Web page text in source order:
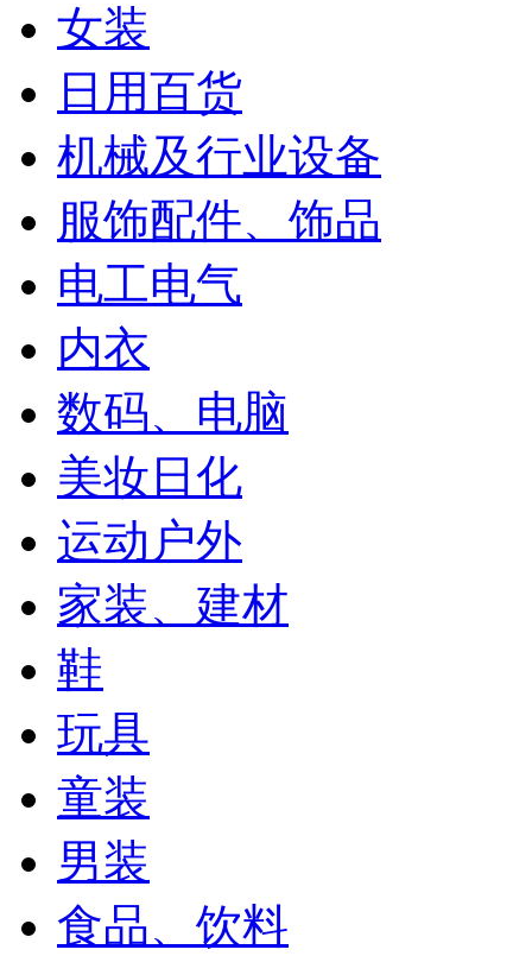
女装
日用百货
机械及行业设备
服饰配件、饰品
电工电气
内衣
数码、电脑
美妆日化
运动户外
家装、建材
鞋
玩具
童装
男装
食品、饮料